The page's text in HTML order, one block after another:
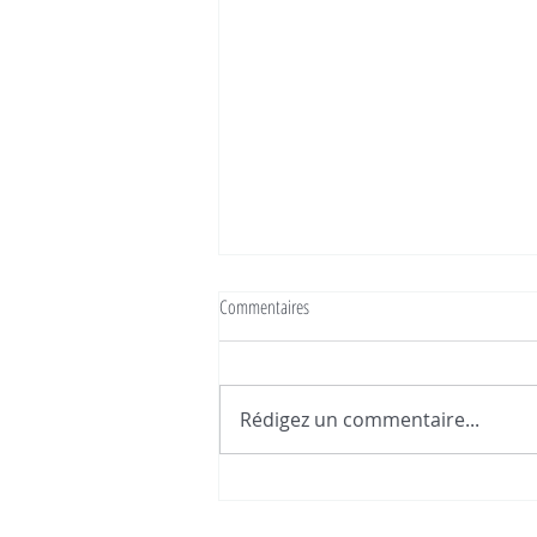
Retour congé maternité
Commentaires
Rédigez un commentaire...